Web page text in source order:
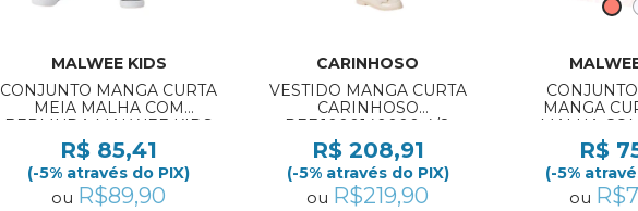
MALWEE KIDS
CONJUNTO MANGA CURTA
MEIA MALHA COM
BERMUDA MALWEE KIDS
REF:1000139413 1/3
R$ 85,41
(-5% através do PIX)
ou R$89,90
CARINHOSO
VESTIDO MANGA CURTA
CARINHOSO
REF:1000140000 4/8
R$ 208,91
(-5% através do PIX)
ou R$219,90
MANGA
MALHA
R$
(-5%
ou